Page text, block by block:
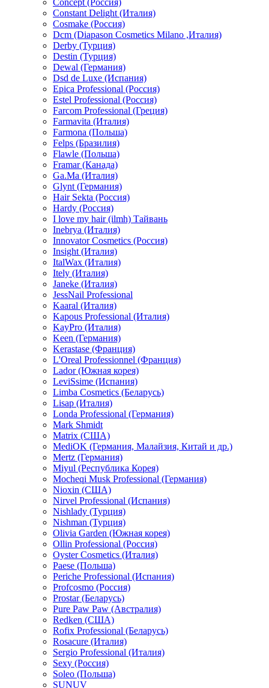
Concept (Россия)
Constant Delight (Италия)
Cosmake (Россия)
Dcm (Diapason Cosmetics Milano ,Италия)
Derby (Турция)
Destin (Турция)
Dewal (Германия)
Dsd de Luxe (Испания)
Epica Professional (Россия)
Estel Professional (Россия)
Farcom Professional (Греция)
Farmavita (Италия)
Farmona (Польша)
Felps (Бразилия)
Flawle (Польша)
Framar (Канада)
Ga.Ma (Италия)
Glynt (Германия)
Hair Sekta (Россия)
Hardy (Россия)
I love my hair (ilmh) Тайвань
Inebrya (Италия)
Innovator Cosmetics (Россия)
Insight (Италия)
ItalWax (Италия)
Itely (Италия)
Janeke (Италия)
JessNail Professional
Kaaral (Италия)
Kapous Professional (Италия)
KayPro (Италия)
Keen (Германия)
Kerastase (Франция)
L'Oreal Professionnel (Франция)
Lador (Южная корея)
LeviSsime (Испания)
Limba Cosmetics (Беларусь)
Lisap (Италия)
Londa Professional (Германия)
Mark Shmidt
Matrix (США)
MediOK (Германия, Малайзия, Китай и др.)
Mertz (Германия)
Miyul (Республика Корея)
Mocheqi Musk Professional (Германия)
Nioxin (США)
Nirvel Professional (Испания)
Nishlady (Турция)
Nishman (Турция)
Olivia Garden (Южная корея)
Ollin Professional (Россия)
Oyster Cosmetics (Италия)
Paese (Польша)
Periche Professional (Испания)
Profcosmo (Россия)
Prostar (Беларусь)
Pure Paw Paw (Австралия)
Redken (США)
Rofix Professional (Беларусь)
Rosacure (Италия)
Sergio Professional (Италия)
Sexy (Россия)
Soleo (Польша)
SUNUV